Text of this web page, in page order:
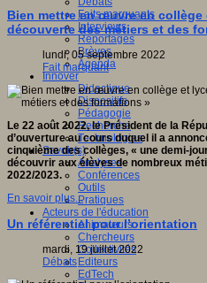
Faits marquants
Interviews
Reportages
Brèves
Agenda
Innover
Didactique
Dispositifs
Pédagogie
Recherche
Technologies
Savoir(s)
Analyses
Conférences
Outils
Pratiques
Acteurs de l'éducation
Animateurs
Chercheurs
Collectivités
Editeurs
EdTech
Bien mettre en œuvre en
découverte des métiers et des
lundi, 05 septembre 2022
Fait marquant
Le 22 août 2022, le Président de la
d’ouverture au cours duquel il a
cinquième des collèges, « une demi-
découvrir aux élèves de nombreux
2022/2023.
En savoir plus...
Un référentiel pour l’orientation
mardi, 19 juillet 2022
Débats